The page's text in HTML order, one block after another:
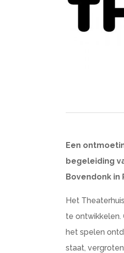
Een
begeleiding
Bovendonk in
Het
te ontwikkelen.
het spelen
staat,